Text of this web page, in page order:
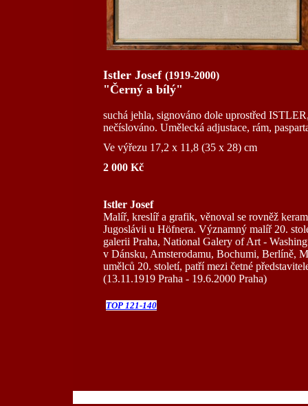
Istler Josef (1919-2000)
"Černý a bílý"
suchá jehla, signováno dole uprostřed
nečíslováno. Umělecká adjustace, rám,
Ve výřezu 17,2 x 11,8 (35 x 28) cm
2 000 Kč
Istler Josef
Malíř, kreslíř a grafik, věnoval se rovněž
Jugoslávii u Höfnera. Významný malíř 20.
galerii Praha, National Galery of Art -
v Dánsku, Amsterodamu, Bochumi, Berlíně,
umělců 20. století, patří mezi četné
(13.11.1919 Praha - 19.6.2000 Praha)
TOP 121-140